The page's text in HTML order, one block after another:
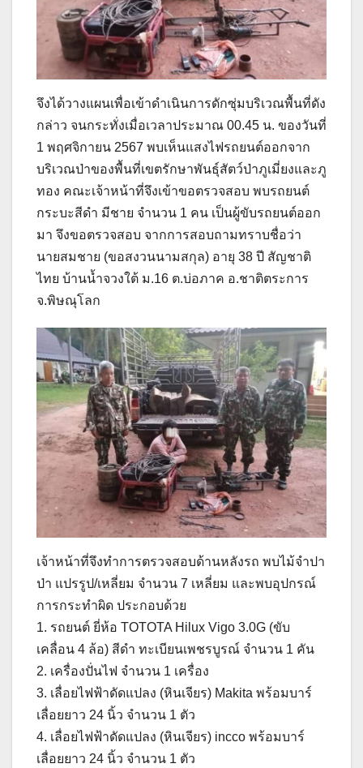
จึงได้วางแผนเพื่อเข้าดำเนินการดักซุ่มบริเวณพื้นที่ดัง
กล่าว จนกระทั่งเมื่อเวลาประมาณ 00.45 น. ของวันที่
1 พฤศจิกายน 2567 พบเห็นแสงไฟรถยนต์ออกจาก
บริเวณป่าของพื้นที่เขตรักษาพันธุ์สัตว์ป่าภูเมี่ยงและภู
ทอง คณะเจ้าหน้าที่จึงเข้าขอตรวจสอบ พบรถยนต์
กระบะสีดำ มีชาย จำนวน 1 คน เป็นผู้ขับรถยนต์ออก
มา จึงขอตรวจสอบ จากการสอบถามทราบชื่อว่า
นายสมชาย (ขอสงวนนามสกุล) อายุ 38 ปี สัญชาติ
ไทย บ้านน้ำจวงใต้ ม.16 ต.บ่อภาค อ.ชาติตระการ
จ.พิษณุโลก
เจ้าหน้าที่จึงทำการตรวจสอบด้านหลังรถ พบไม้จำปา
ป่า แปรรูป/เหลี่ยม จำนวน 7 เหลี่ยม และพบอุปกรณ์
การกระทำผิด ประกอบด้วย
1. รถยนต์ ยี่ห้อ TOTOTA Hilux Vigo 3.0G (ขับ
เคลื่อน 4 ล้อ) สีดำ ทะเบียนเพชรบูรณ์ จำนวน 1 คัน
2. เครื่องปั่นไฟ จำนวน 1 เครื่อง
3. เลื่อยไฟฟ้าดัดแปลง (หินเจียร) Makita พร้อมบาร์
เลื่อยยาว 24 นิ้ว จำนวน 1 ตัว
4. เลื่อยไฟฟ้าดัดแปลง (หินเจียร) incco พร้อมบาร์
เลื่อยยาว 24 นิ้ว จำนวน 1 ตัว